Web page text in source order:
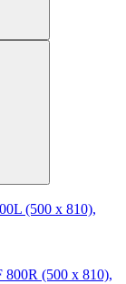
(500 х 810),